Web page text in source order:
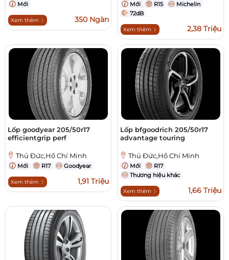
Mới
Xem thêm 350 Ngàn
Mới R15
Michelin
72dB
Xem thêm 2,38 Triệu
Lốp goodyear 205/50r17
efficientgrip perf
Thủ Đức,Hồ Chí Minh
Mới R17 Goodyear
Xem thêm 1,91 Triệu
Lốp bfgoodrich 205/50r17
advantage touring
Thủ Đức,Hồ Chí Minh
Mới
R17
Thương hiệu khác
Xem thêm 1,66 Triệu